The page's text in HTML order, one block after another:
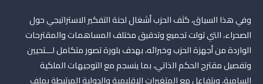
وفي هذا السياق، كثف الحزب أشغال لجنة التفكير الاستراتيجي حول
الصحراء، التي تولت تجميع وتدقيق مختلف المساهمات والمقترحات
الواردة من أجهزة الحزب وخبرائه، بهدف بلورة تصور متكامل لـــتحيين
وتفصيل مقترح الحكم الذاتي، بما ينسجم مع التوجيهات الملكية
السامية، ويتفاعل مع المتغيرات الإقليمية والدولية المرتبطة بملف